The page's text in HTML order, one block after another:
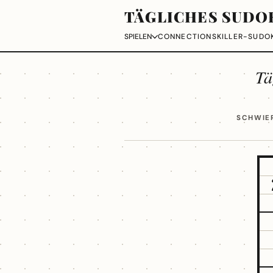
TÄGLICHES
SPIELEN CONNECTIONSKILLER-